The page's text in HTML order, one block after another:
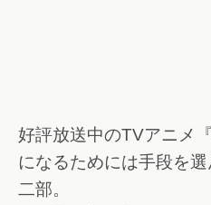
好評放送中のTVアニメ
になるためには手段を
二部。